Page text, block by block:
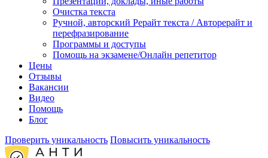
Очистка текста
Ручной, авторский Рерайт текста / Авторерайт и
перефразирование
Программы и доступы
Помощь на экзамене/Онлайн репетитор
Цены
Отзывы
Вакансии
Видео
Помощь
Блог
Проверить уникальность Повысить уникальность